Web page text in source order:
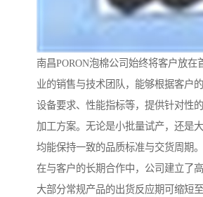
南昌PORON泡棉公司始终将客户放在
业的销售与技术团队，能够根据客户
设备要求、性能指标等，提供针对性
加工方案。无论是小批量试产，还是
均能保持一致的品质标准与交货周期。
在与客户的长期合作中，公司建立了高
大部分常规产品的出货反应期可缩短